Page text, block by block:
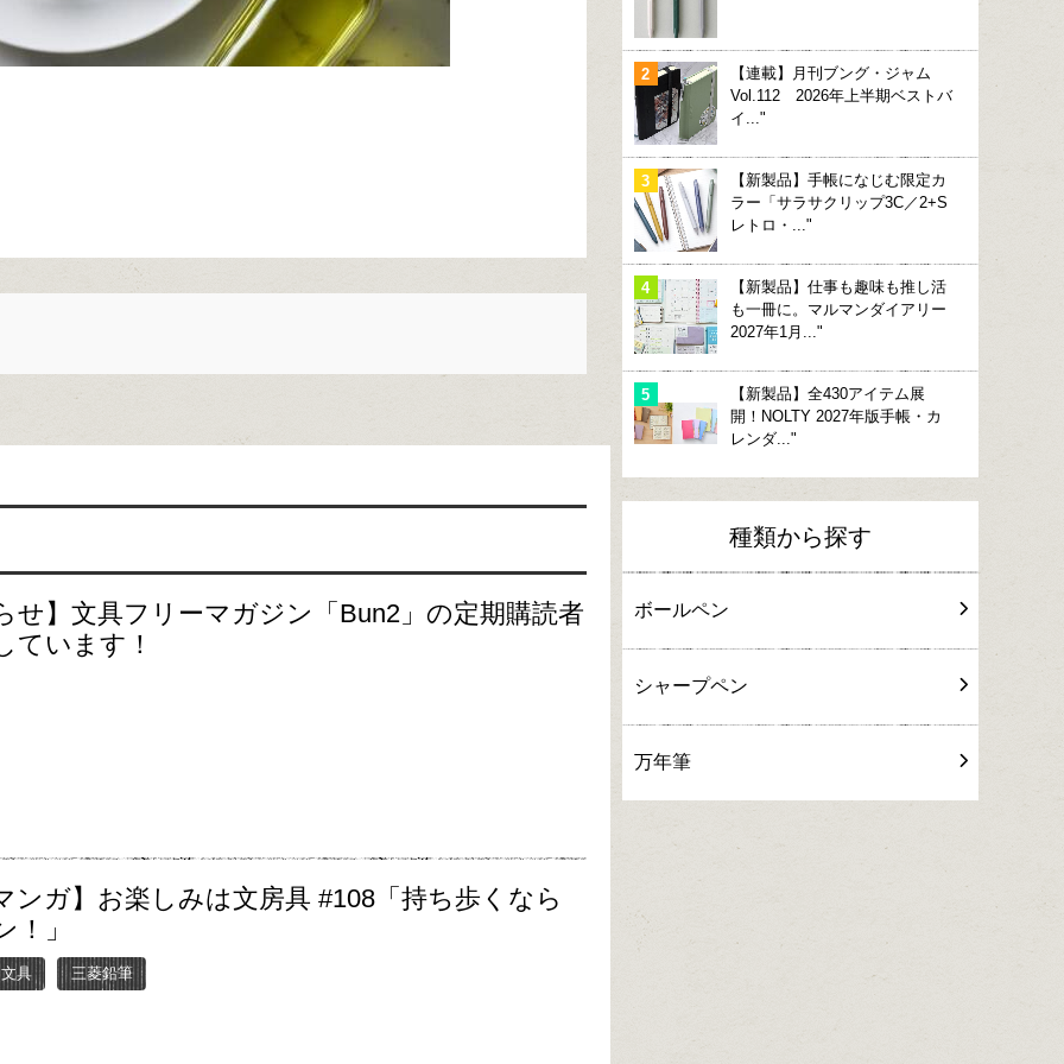
せ】文具フリーマガジン「Bun2」の定期購読者
ています！
ンガ】お楽しみは文房具 #108「持ち歩くなら
！」
具 三菱鉛筆
【連載】月刊ブング・ジャム
Vol.112 2026年上半期ベストバ
イ..."
【新製品】手帳になじむ限定カ
ラー「サラサクリップ3C／2+S
レトロ・..."
【新製品】仕事も趣味も推し活
も一冊に。マルマンダイアリー
2027年1月..."
【新製品】全430アイテム展
開！NOLTY 2027年版手帳・カ
レンダ..."
種類から探す
ボールペン
シャープペン
万年筆